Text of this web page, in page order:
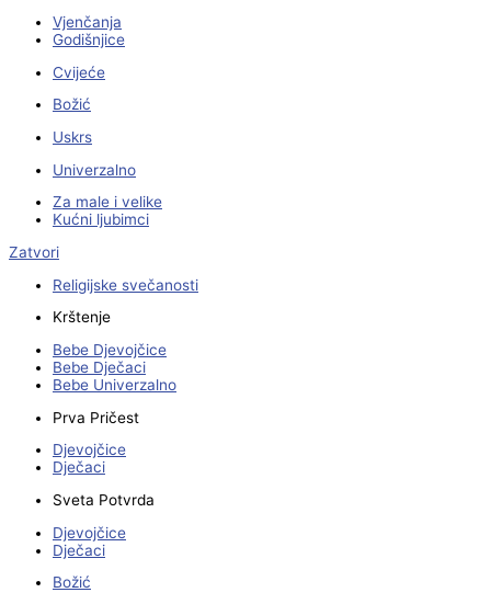
Vjenčanja
Godišnjice
Cvijeće
Božić
Uskrs
Univerzalno
Za male i velike
Kućni ljubimci
Zatvori
Religijske svečanosti
Krštenje
Bebe Djevojčice
Bebe Dječaci
Bebe Univerzalno
Prva Pričest
Djevojčice
Dječaci
Sveta Potvrda
Djevojčice
Dječaci
Božić